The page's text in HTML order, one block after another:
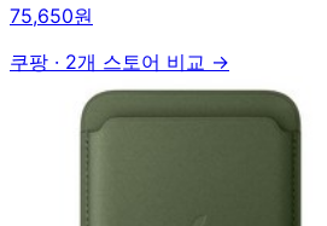
75,650원
쿠팡 · 2개 스토어 비교 →